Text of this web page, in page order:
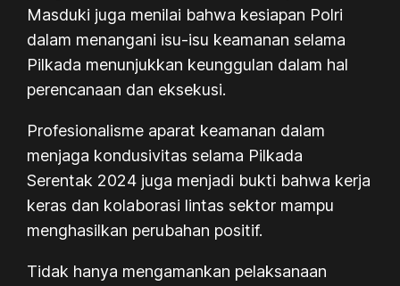
Masduki juga menilai bahwa kesiapan Polri
dalam menangani isu-isu keamanan selama
Pilkada menunjukkan keunggulan dalam hal
perencanaan dan eksekusi.
Profesionalisme aparat keamanan dalam
menjaga kondusivitas selama Pilkada
Serentak 2024 juga menjadi bukti bahwa kerja
keras dan kolaborasi lintas sektor mampu
menghasilkan perubahan positif.
Tidak hanya mengamankan pelaksanaan